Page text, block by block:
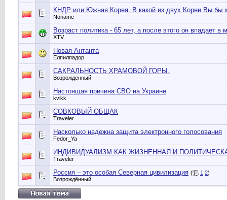
КНДР или Южная Корея. В какой из двух Кореи Вы бы
Noname
Возраст политика - 65 лет, а после этого он впадает в
XTV
Новая Антанта
Елпилпадор
САКРАЛЬНОСТЬ ХРАМОВОЙ ГОРЫ.
Возрождённый
Настоящая причина СВО на Украине
kvikk
СОВКОВЫЙ ОБЩАК
Traveler
Насколько надежна защита электронного голосования
Fedor_Ya
ИНДИВИДУАЛИЗМ КАК ЖИЗНЕННАЯ И
Traveler
Россия – это особая Северная цивилизация ( 1 2)
Возрождённый